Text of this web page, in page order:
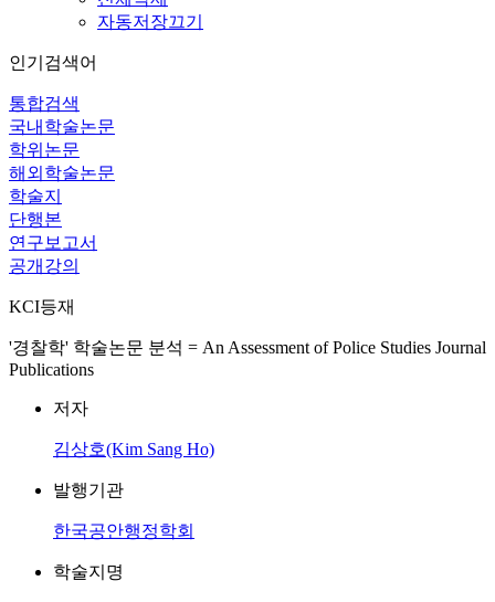
자동저장끄기
인기검색어
통합검색
국내학술논문
학위논문
해외학술논문
학술지
단행본
연구보고서
공개강의
KCI등재
'경찰학' 학술논문 분석 = An Assessment of Police Studies Journal
Publications
저자
김상호(Kim Sang Ho)
발행기관
한국공안행정학회
학술지명